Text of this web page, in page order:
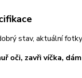
stav, aktuální fotky
oči, zavři víčka,